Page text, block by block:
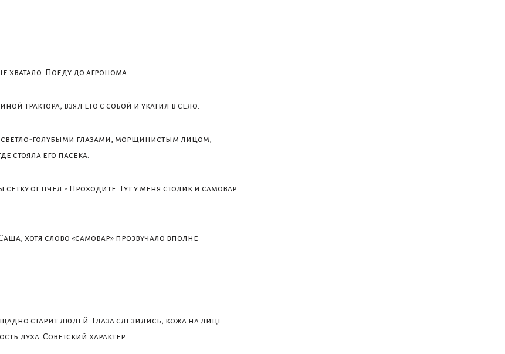
Поеду до агронома.
трактора, взял его с собой и укатил в село.
светло-голубыми глазами, морщинистым лицом,
стояла его пасека.
от пчел.- Проходите. Тут у меня столик и самовар.
хотя слово «самовар» прозвучало вполне
старит людей. Глаза слезились, кожа на лице
духа. Советский характер.